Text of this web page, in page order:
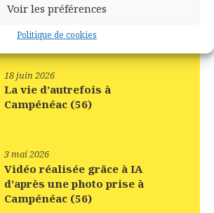
Voir les préférences
Politique de cookies
sont d’Augan, Caro, Ruffiac
18 juin 2026
La vie d’autrefois à
Campénéac (56)
3 mai 2026
Vidéo réalisée grâce à IA
d’après une photo prise à
Campénéac (56)